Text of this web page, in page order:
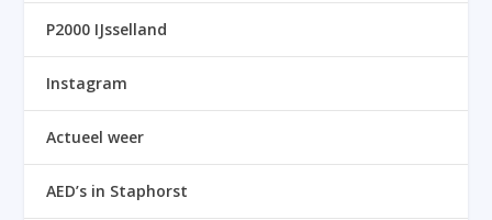
P2000 IJsselland
Instagram
Actueel weer
AED’s in Staphorst